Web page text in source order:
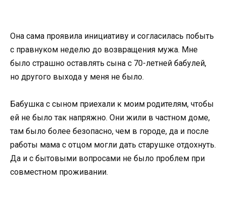
Она сама проявила инициативу и согласилась побыть
с правнуком неделю до возвращения мужа. Мне
было страшно оставлять сына с 70-летней бабулей,
но другого выхода у меня не было.
Бабушка с сыном приехали к моим родителям, чтобы
ей не было так напряжно. Они жили в частном доме,
там было более безопасно, чем в городе, да и после
работы мама с отцом могли дать старушке отдохнуть.
Да и с бытовыми вопросами не было проблем при
совместном проживании.